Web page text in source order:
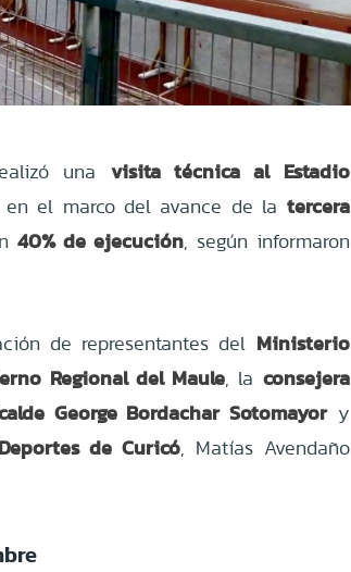
una visita técnica al Estadio
en el marco del avance de la tercera
40% de ejecución, según informaron
de representantes del Ministerio
Regional del Maule, la consejera
George Bordachar Sotomayory
de Curicó, Matías Avendaño